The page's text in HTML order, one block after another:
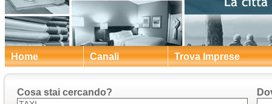
Home Canali Trova Imprese
Cosa stai cercando?